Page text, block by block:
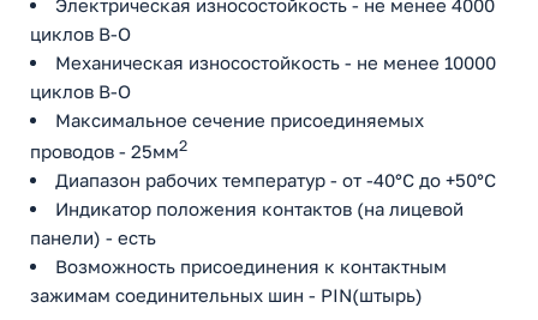
Электрическая износостойкость - не менее 4000
циклов В-О
Механическая износостойкость - не менее 10000
циклов В-О
Максимальное сечение присоединяемых
проводов - 25мм2
Диапазон рабочих температур - от -40°С до +50°С
Индикатор положения контактов (на лицевой
панели) - есть
Возможность присоединения к контактным
зажимам соединительных шин - PIN(штырь)